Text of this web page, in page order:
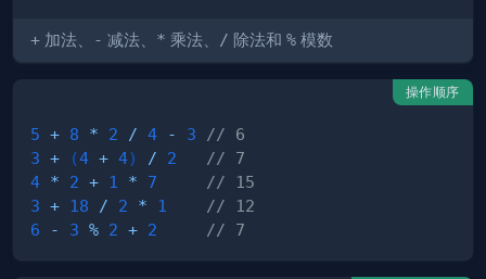
+ 加法、 - 减法、 * 乘法、 / 除法和 % 模数
操作顺序
5 + 8 * 2 / 4 - 3
// 6
3 + (4 + 4) / 2
// 7
4 * 2 + 1 * 7
// 15
3 + 18 / 2 * 1
// 12
6
- 3 % 2 + 2 // 7